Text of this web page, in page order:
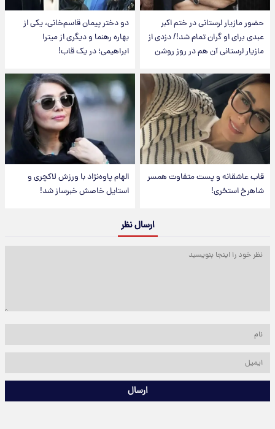
حضور مازیار لرستانی در ختم اکبر
عبدی برای او گران تمام شد!/ دزدی از
مازیار لرستانی آن هم در روز روشن
دو دختر پیمان قاسم‌خانی، یکی از
بهاره رهنما و دیگری از میترا
ابراهیمی؛ در یک قاب!
قاب عاشقانه و پست متفاوت همسر
شاهرخ استخری!
الهام پاوه‌نژاد با ورزش لاکچری و
استایل خاصش خبرساز شد!
ارسال نظر
ارسال